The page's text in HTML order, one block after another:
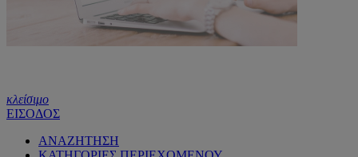
κλείσιμο
ΕΙΣΟΔΟΣ
ΑΝΑΖΗΤΗΣΗ